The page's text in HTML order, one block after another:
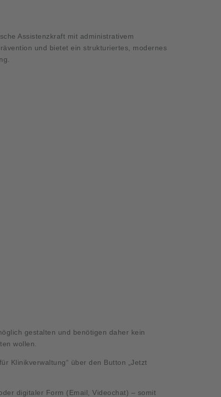
Assistenzkraft mit administrativem
und bietet ein strukturiertes, modernes
gestalten und benötigen daher kein
wollen.
Klinikverwaltung“ über den Button „Jetzt
digitaler Form (Email, Videochat) – somit